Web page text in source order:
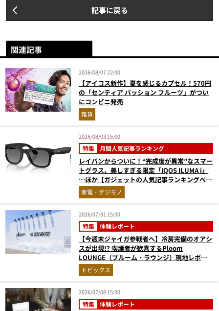
記事に戻る
関連記事
2026/08/07 22:00
【アイコス新作】夏を感じるカプセル！570円
の「センティア パッション フルーツ」がつい
にコンビニ発売
雑貨
2026/08/03 15:00
特集 月間人気記事ランキング
レイバンからついに！“完成度が異常”なスマー
トグラス、美しすぎる限定「IQOS ILUMA i」
…ほか【ガジェットの人気記事ランキングベス
ト3】（2026年6月版）
家電・デジモノ
2026/07/31 15:00
特集 体験レポート
【今週末ジャイガ参戦者へ】冷房完備のオアシ
スが出現!? 喫煙者が歓喜するPloom
LOUNGE（プルーム・ラウンジ）現地レポ。
涼しい特設喫煙所で音楽の余韻とともに一服
を！
トピックス
2026/07/08 15:00
特集 体験レポート